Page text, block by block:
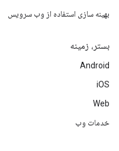
بهینه سازی استفاده از وب سرویس
بستر، زمینه
Android
iOS
Web
خدمات وب